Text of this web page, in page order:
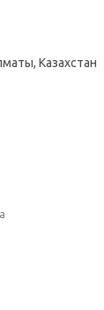
Казахстан